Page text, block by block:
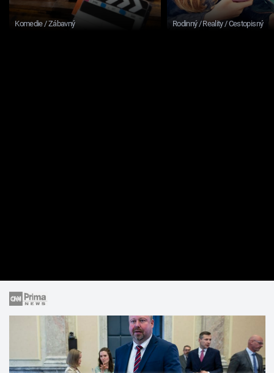
Komedie / Zábavný Rodinný / Reality / Cestopisný